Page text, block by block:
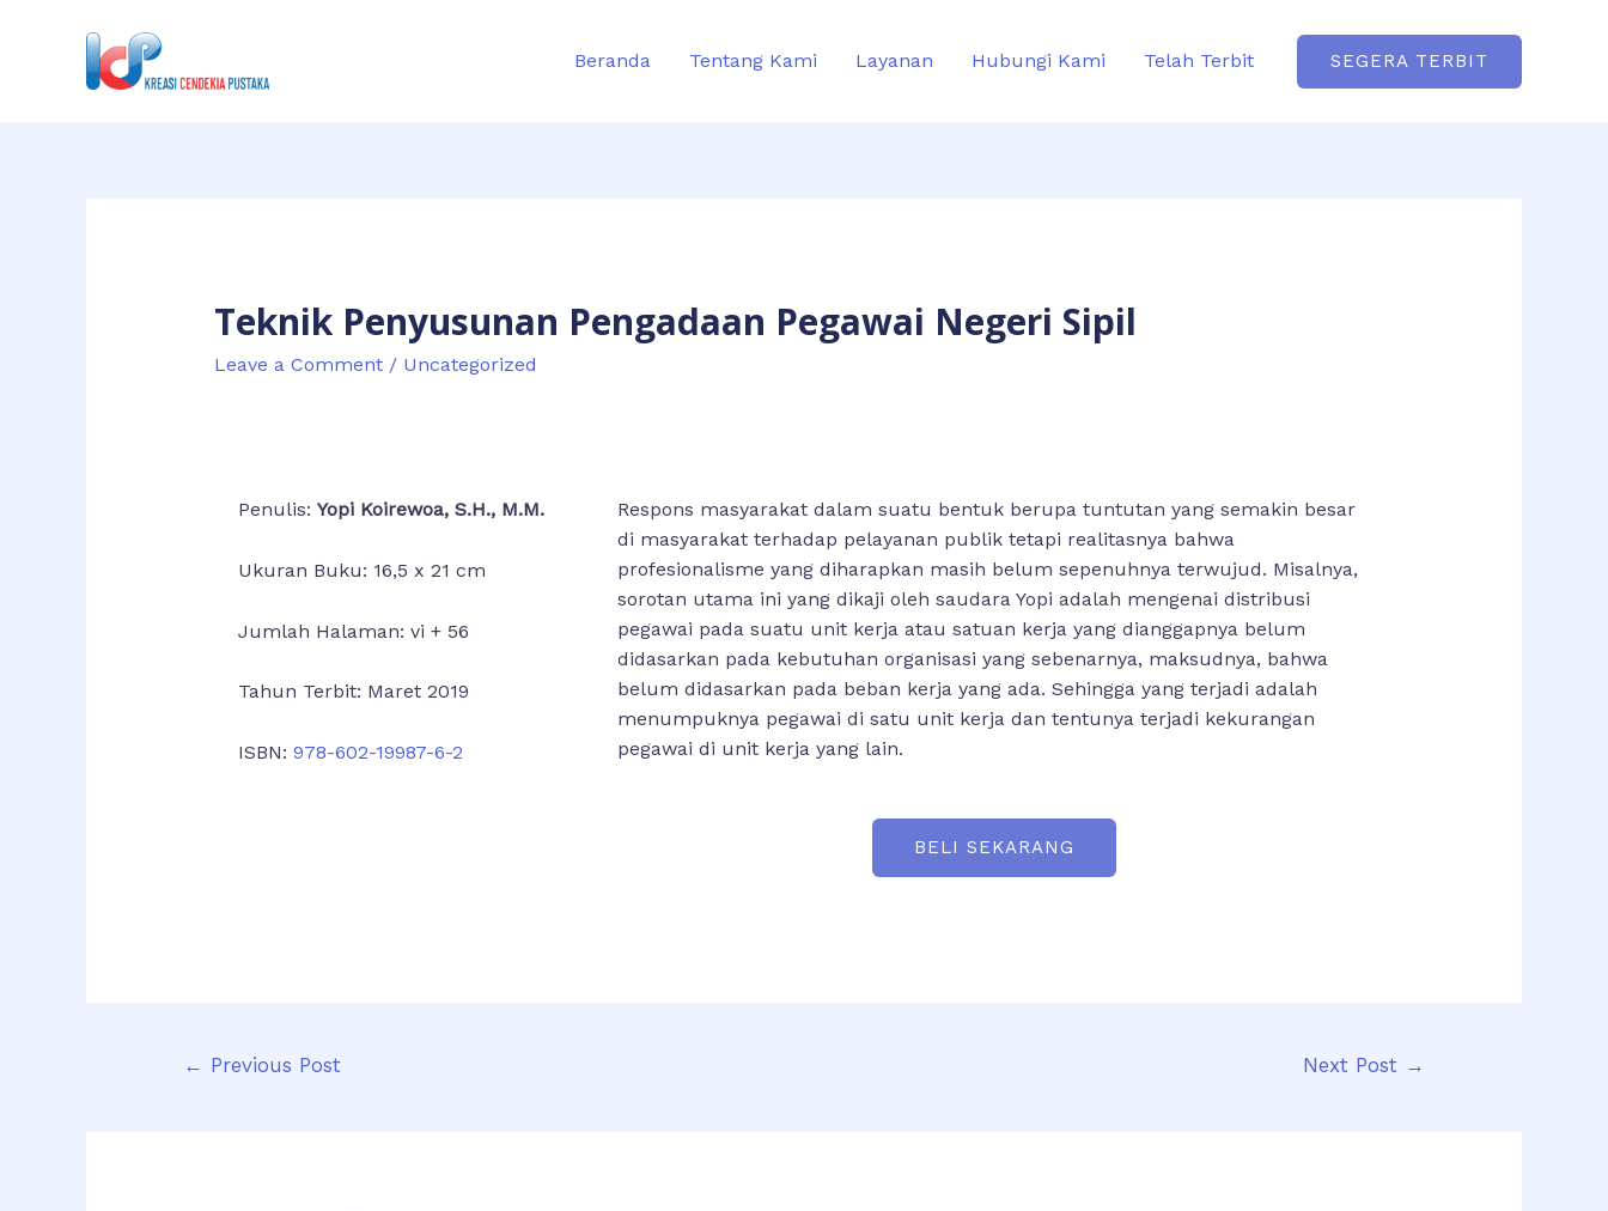
Beranda Tentang Kami Layanan Hubungi Kami Telah Terbit SEGERA TERBIT
Teknik Penyusunan Pengadaan Pegawai Negeri Sipil
Leave a Comment / Uncategorized
Penulis: Yopi Koirewoa, S.H., M.M.
Ukuran Buku: 16,5 x 21 cm
Jumlah Halaman: vi + 56
Tahun Terbit: Maret 2019
ISBN: 978-602-19987-6-2
Respons masyarakat dalam suatu bentuk berupa tuntutan yang semakin besar
di masyarakat terhadap pelayanan publik tetapi realitasnya bahwa
profesionalisme yang diharapkan masih belum sepenuhnya terwujud. Misalnya,
sorotan utama ini yang dikaji oleh saudara Yopi adalah mengenai distribusi
pegawai pada suatu unit kerja atau satuan kerja yang dianggapnya belum
didasarkan pada kebutuhan organisasi yang sebenarnya, maksudnya, bahwa
belum didasarkan pada beban kerja yang ada. Sehingga yang terjadi adalah
menumpuknya pegawai di satu unit kerja dan tentunya terjadi kekurangan
pegawai di unit kerja yang lain.
BELI SEKARANG
← Previous Post Next Post →